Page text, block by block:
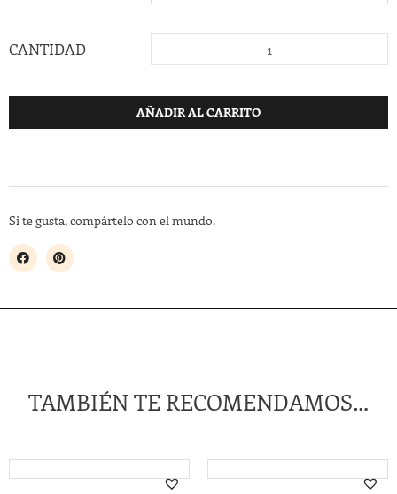
CANTIDAD
AÑADIR AL CARRITO
Si te gusta, compártelo con el mundo.
TAMBIÉN TE RECOMENDAMOS…